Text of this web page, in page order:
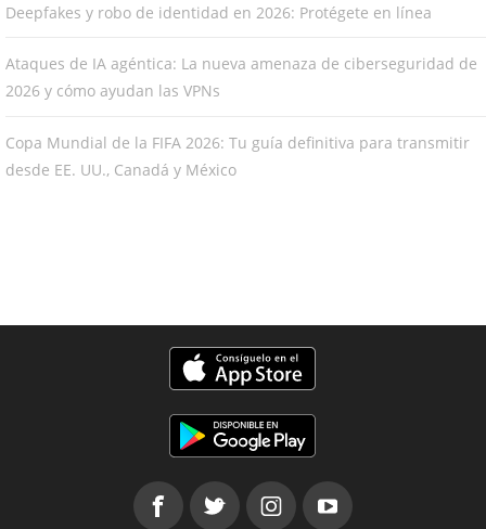
Deepfakes y robo de identidad en 2026: Protégete en línea
Ataques de IA agéntica: La nueva amenaza de ciberseguridad de
2026 y cómo ayudan las VPNs
Copa Mundial de la FIFA 2026: Tu guía definitiva para transmitir
desde EE. UU., Canadá y México